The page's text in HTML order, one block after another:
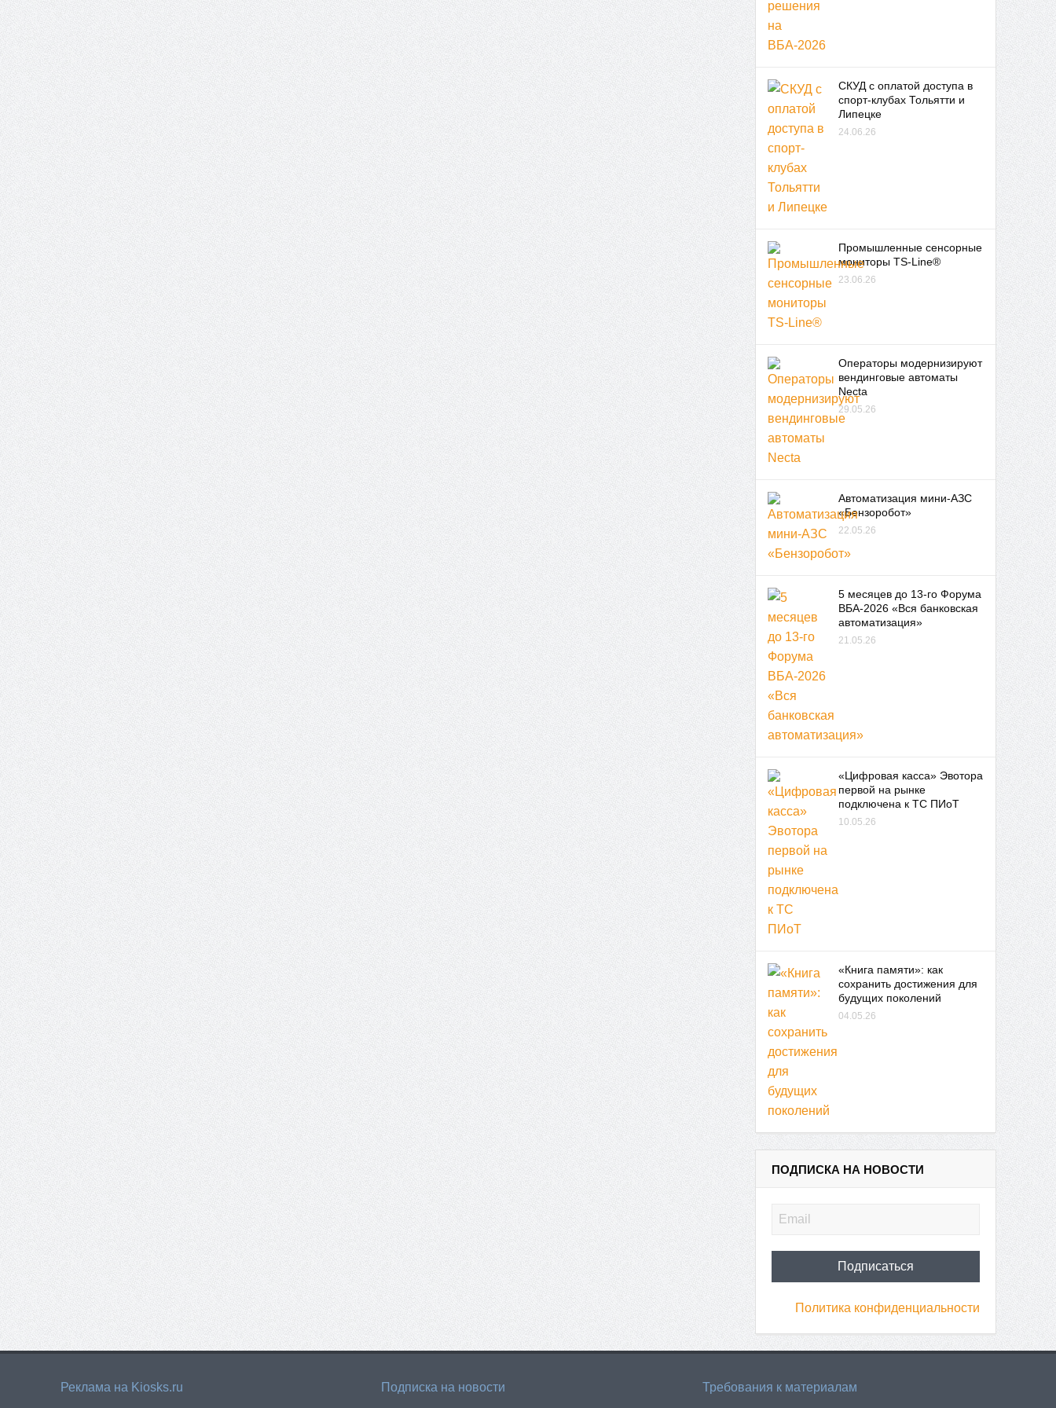
СКУД с оплатой доступа в
спорт-клубах Тольятти и
Липецке
24.06.26
Промышленные сенсорные
мониторы TS-Line®
23.06.26
Операторы модернизируют
вендинговые автоматы
Necta
29.05.26
Автоматизация мини-АЗС
«Бензоробот»
22.05.26
5 месяцев до 13-го Форума
ВБА-2026 «Вся банковская
автоматизация»
21.05.26
«Цифровая касса» Эвотора
первой на рынке
подключена к ТС ПИоТ
10.05.26
«Книга памяти»: как
сохранить достижения для
будущих поколений
04.05.26
ПОДПИСКА НА НОВОСТИ
Политика конфиденциальности
Реклама на Kiosks.ru Подписка на новости Требования к материалам